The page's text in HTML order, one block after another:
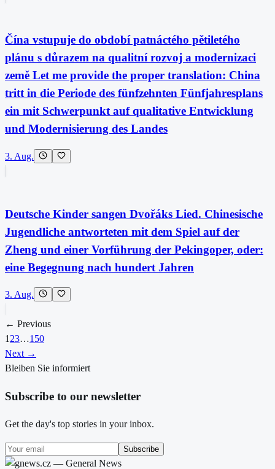
Čína vstupuje do období patnáctého pětiletého
plánu s důrazem na qualitní rozvoj a modernizaci
země Let me provide the proper translation: China
tritt in die Periode des fünfzehnten Fünfjahresplans
ein mit Schwerpunkt auf qualitative Entwicklung
und Modernisierung des Landes
3. Aug.
Deutsche Kinder sangen Dvořáks Lied. Chinesische
Jugendliche antworteten mit dem Spiel auf der
Zheng und einer Vorführung der Pekingoper, oder:
eine Begegnung nach hundert Jahren
3. Aug.
← Previous
1 23…150
Next →
Bleiben Sie informiert
Subscribe to our newsletter
Get the day's top stories in your inbox.
Subscribe